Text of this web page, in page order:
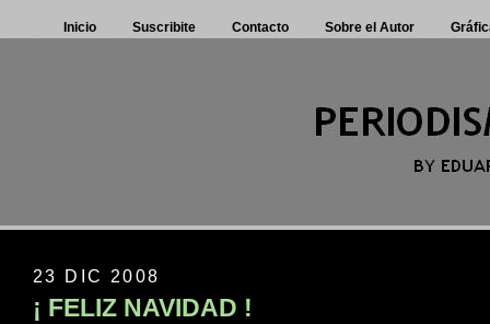
Inicio Suscribite Contacto Sobre el Autor
23 DIC 2008
¡ FELIZ NAVIDAD !